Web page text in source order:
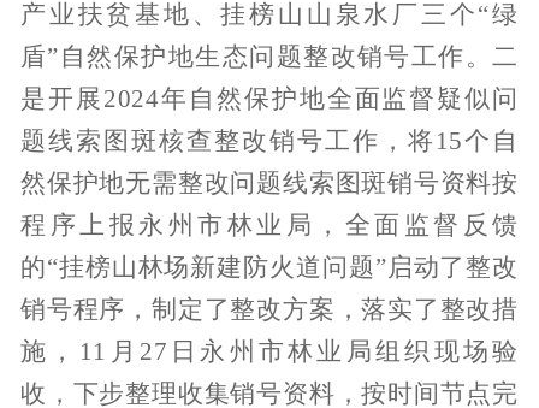
产业扶贫基地、挂榜山山泉水厂三个“绿
盾” 自然保护地生态问题整改销号工作。二
是开展2024年自然保护地全面监督疑似问
题线索图斑核查整改销号工作，将 15个自
然保护地无需整改问题线索图斑销号资料按
程序上报永州市林业局，全面监督反馈
的“挂榜山林场新建防火道问题”启动了整改
销号程序 ， 制定了整改方案 ，落实了整改措
施，
11 月 27 日永州市林业局组织 现场验
收 ，下步整理收集销号资料，按时间节点完